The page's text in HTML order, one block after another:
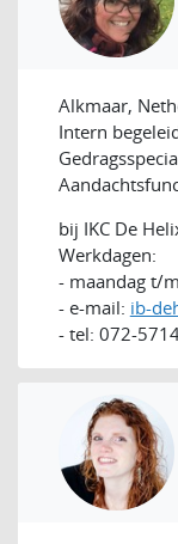
Alkmaar,
Intern
bij IKC De
Werkdagen:
- maandag t/
- e-mail: ib-
- tel: 072-